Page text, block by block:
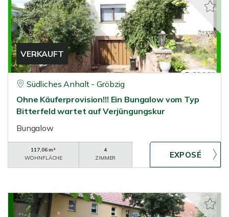
VERKAUFT
Südliches Anhalt - Gröbzig
Ohne Käuferprovision!!! Ein Bungalow vom Typ
Bitterfeld wartet auf Verjüngungskur
Bungalow
117,06 m²
WOHNFLÄCHE
4
ZIMMER